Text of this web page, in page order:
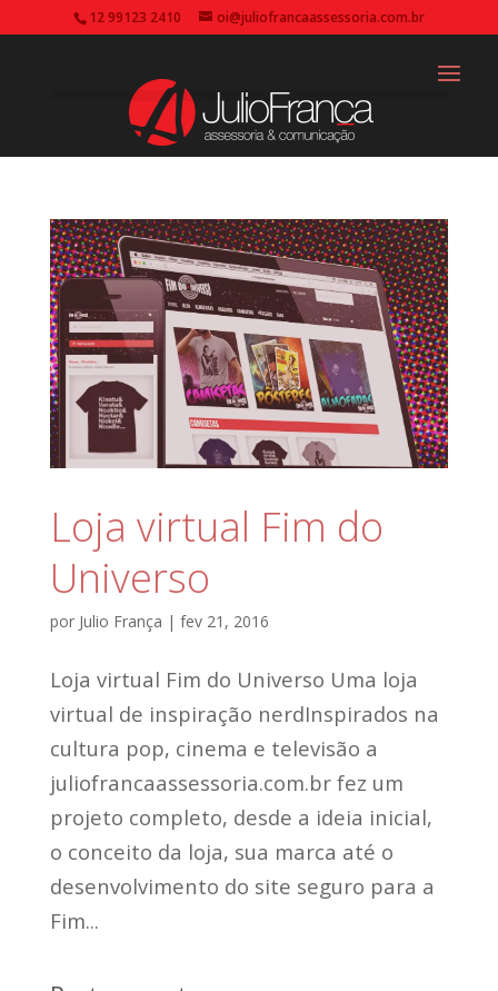
12 99123 2410 oi@juliofrancaassessoria.com.br
Loja virtual Fim do
Universo
por Julio França | fev 21, 2016
Loja virtual Fim do Universo Uma loja
virtual de inspiração nerdInspirados na
cultura pop, cinema e televisão a
juliofrancaassessoria.com.br fez um
projeto completo, desde a ideia inicial,
o conceito da loja, sua marca até o
desenvolvimento do site seguro para a
Fim...